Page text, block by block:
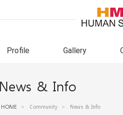
Profile Gallery
News & Info
HOME > Community > News & Info